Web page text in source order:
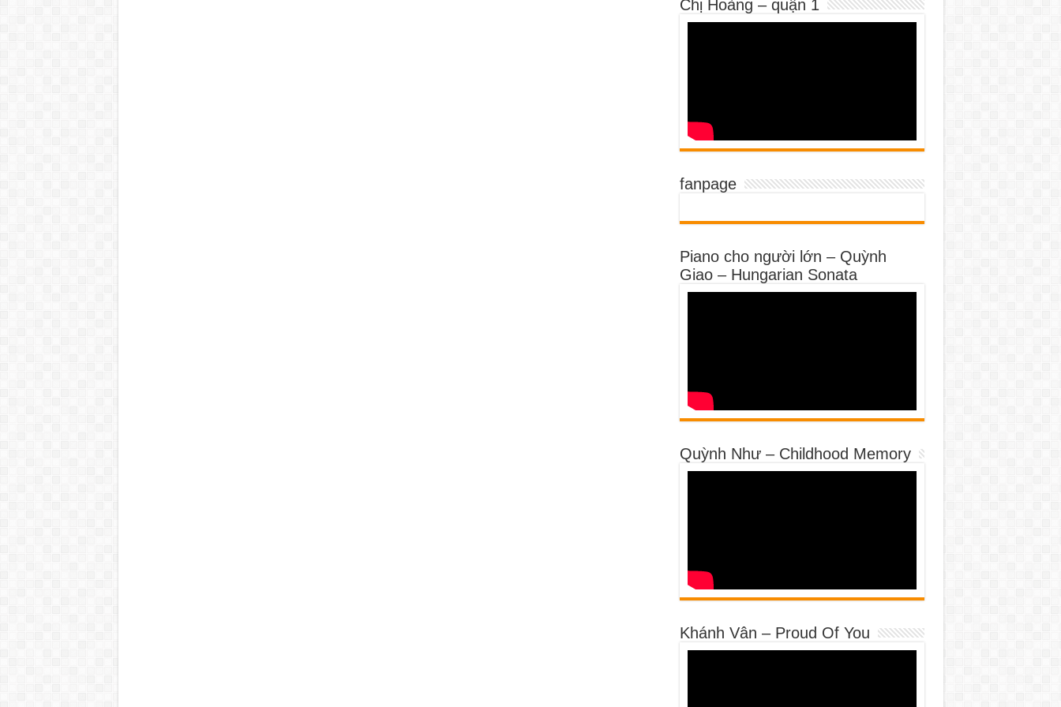
Chị Hoàng – quận 1
fanpage
Piano cho người lớn – Quỳnh
Giao – Hungarian Sonata
Quỳnh Như – Childhood Memory
Khánh Vân – Proud Of You